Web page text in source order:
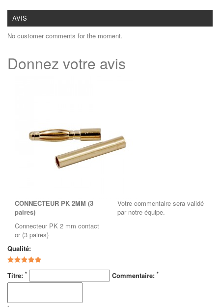
AVIS
No customer comments for the moment.
Donnez votre avis
CONNECTEUR PK 2MM (3
paires)
Connecteur PK 2 mm contact
or (3 paires)
Votre commentaire sera validé
par notre équipe.
Qualité:
Titre: * Commentaire: *